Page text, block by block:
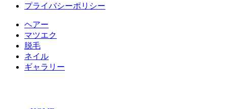
プライバシーポリシー
ヘアー
マツエク
脱毛
ネイル
ギャラリー